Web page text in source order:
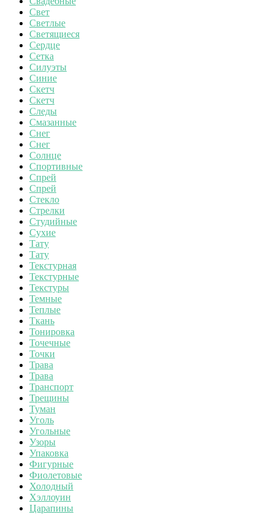
Свет
Светлые
Светящиеся
Сердце
Сетка
Силуэты
Синие
Скетч
Скетч
Следы
Смазанные
Снег
Снег
Солнце
Спортивные
Спрей
Спрей
Стекло
Стрелки
Студийные
Сухие
Тату
Тату
Текстурная
Текстурные
Текстуры
Темные
Теплые
Ткань
Тонировка
Точечные
Точки
Трава
Трава
Транспорт
Трещины
Туман
Уголь
Угольные
Узоры
Упаковка
Фигурные
Фиолетовые
Холодный
Хэллоуин
Царапины